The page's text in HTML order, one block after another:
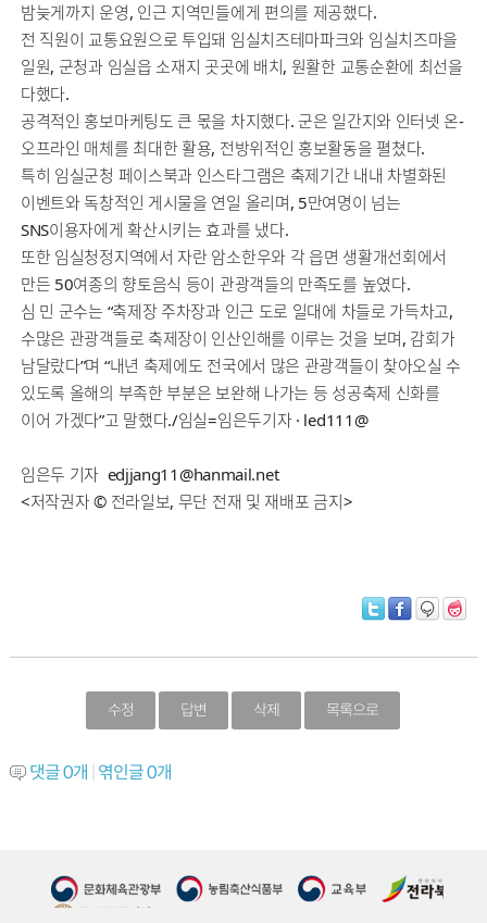
밤늦게까지 운영, 인근 지역민들에게 편의를 제공했다.
전 직원이 교통요원으로 투입돼 임실치즈테마파크와 임실치즈마을
일원, 군청과 임실읍 소재지 곳곳에 배치, 원활한 교통순환에 최선을
다했다.
공격적인 홍보마케팅도 큰 몫을 차지했다. 군은 일간지와 인터넷 온-
오프라인 매체를 최대한 활용, 전방위적인 홍보활동을 펼쳤다.
특히 임실군청 페이스북과 인스타그램은 축제기간 내내 차별화된
이벤트와 독창적인 게시물을 연일 올리며, 5만여명이 넘는
SNS이용자에게 확산시키는 효과를 냈다.
또한 임실청정지역에서 자란 암소한우와 각 읍면 생활개선회에서
만든 50여종의 향토음식 등이 관광객들의 만족도를 높였다.
심 민 군수는 “축제장 주차장과 인근 도로 일대에 차들로 가득차고,
수많은 관광객들로 축제장이 인산인해를 이루는 것을 보며, 감회가
남달랐다”며 “내년 축제에도 전국에서 많은 관광객들이 찾아오실 수
있도록 올해의 부족한 부분은 보완해 나가는 등 성공축제 신화를
이어 가겠다”고 말했다./임실=임은두기자 · led111@
임은두 기자 edjjang11@hanmail.net
<저작권자 © 전라일보, 무단 전재 및 재배포 금지>
수정 답변 삭제 목록으로
댓글0개 엮인글0개